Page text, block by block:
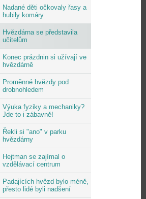
Nadané děti očkovaly řasy a
hubily komáry
Hvězdárna se představila
učitelům
Konec prázdnin si užívají ve
hvězdárně
Proměnné hvězdy pod
drobnohledem
Výuka fyziky a mechaniky?
Jde to i zábavně!
Řekli si "ano" v parku
hvězdárny
Hejtman se zajímal o
vzdělávací centrum
Padajících hvězd bylo méně,
přesto lidé byli nadšení